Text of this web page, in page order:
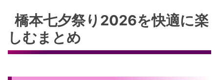
橋本七夕祭り2026を快適に楽
しむまとめ